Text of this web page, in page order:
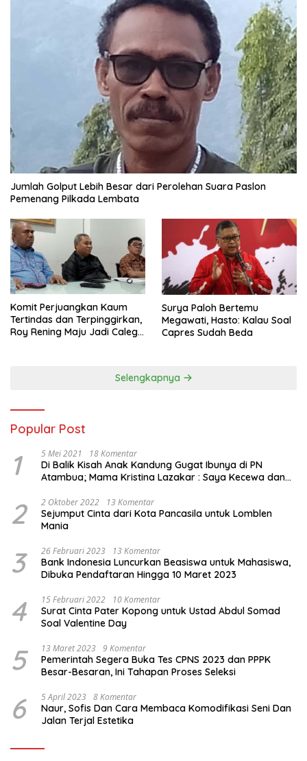
Jumlah Golput Lebih Besar dari Perolehan Suara Paslon
Pemenang Pilkada Lembata
Komit Perjuangkan Kaum
Tertindas dan Terpinggirkan,
Roy Rening Maju Jadi Caleg
Surya Paloh Bertemu
Megawati, Hasto: Kalau Soal
Capres Sudah Beda
Selengkapnya
Popular Post
1 5 Mei 2021 18 Komentar
Di Balik Kisah Anak Kandung Gugat Ibunya di PN
Atambua; Mama Kristina Lazakar : Saya Kecewa dan
2 2 Oktober 2022 13 Komentar
Sejumput Cinta dari Kota Pancasila untuk Lomblen
Mania
3 26 Februari 2023 13 Komentar
Bank Indonesia Luncurkan Beasiswa untuk Mahasiswa,
Dibuka Pendaftaran Hingga 10 Maret 2023
4 15 Februari 2022 10 Komentar
Surat Cinta Pater Kopong untuk Ustad Abdul Somad
Soal Valentine Day
5 13 Maret 2023 9 Komentar
Pemerintah Segera Buka Tes CPNS 2023 dan PPPK
Besar-Besaran, Ini Tahapan Proses Seleksi
6 5 April 2023 8 Komentar
Naur, Sofis Dan Cara Membaca Komodifikasi Seni Dan
Jalan Terjal Estetika